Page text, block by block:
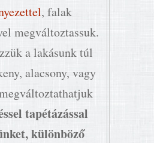
, falak
megváltoztassuk.
a lakásunk túl
alacsony, vagy
tapétázással
különböző